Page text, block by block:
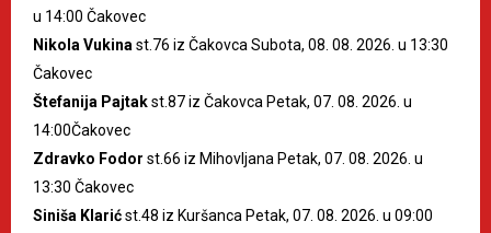
u 14:00 Čakovec
Nikola Vukina st.76 iz Čakovca Subota, 08. 08. 2026. u 13:30
Čakovec
Štefanija Pajtakst.87 iz Čakovca Petak, 07. 08. 2026. u
14:00Čakovec
Zdravko Fodor st.66 iz Mihovljana Petak, 07. 08. 2026. u
13:30 Čakovec
Siniša Klarićst.48 iz Kuršanca Petak, 07. 08. 2026. u 09:00